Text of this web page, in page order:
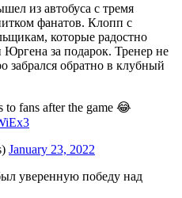
из автобуса с тремя
фанатов. Клопп с
которые радостно
за подарок. Тренер не
забрался обратно в клубный
to fans after the game 😂
January 23, 2022
уверенную победу над